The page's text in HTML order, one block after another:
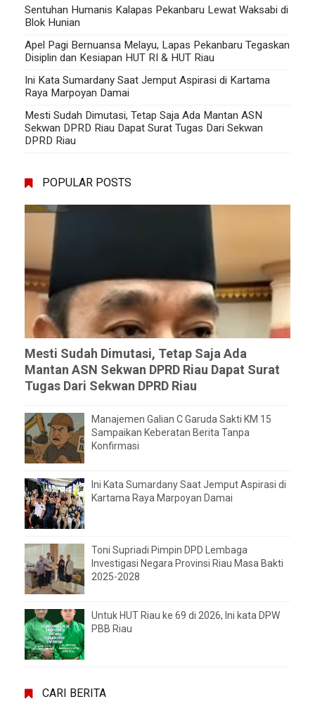
Sentuhan Humanis Kalapas Pekanbaru Lewat Waksabi di
Blok Hunian
Apel Pagi Bernuansa Melayu, Lapas Pekanbaru Tegaskan
Disiplin dan Kesiapan HUT RI & HUT Riau
Ini Kata Sumardany Saat Jemput Aspirasi di Kartama
Raya Marpoyan Damai
Mesti Sudah Dimutasi, Tetap Saja Ada Mantan ASN
Sekwan DPRD Riau Dapat Surat Tugas Dari Sekwan
DPRD Riau
POPULAR POSTS
Mesti Sudah Dimutasi, Tetap Saja Ada
Mantan ASN Sekwan DPRD Riau Dapat Surat
Tugas Dari Sekwan DPRD Riau
Manajemen Galian C Garuda Sakti KM 15
Sampaikan Keberatan Berita Tanpa
Konfirmasi
Ini Kata Sumardany Saat Jemput Aspirasi di
Kartama Raya Marpoyan Damai
Toni Supriadi Pimpin DPD Lembaga
Investigasi Negara Provinsi Riau Masa Bakti
2025-2028
Untuk HUT Riau ke 69 di 2026, Ini kata DPW
PBB Riau
CARI BERITA